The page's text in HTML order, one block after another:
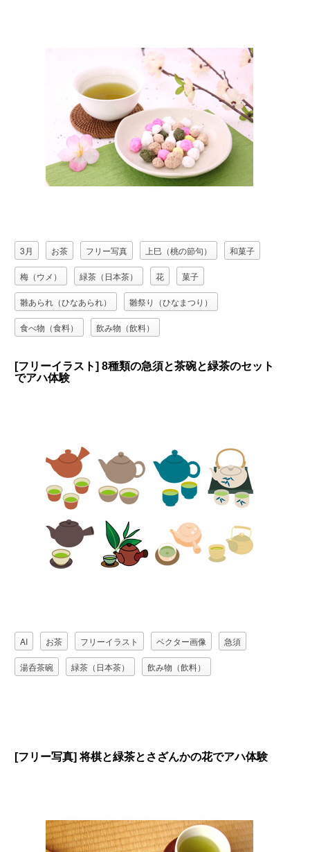
3月 お茶 フリー写真 上巳（桃の節句） 和菓子
梅（ウメ） 緑茶（日本茶） 花 菓子
雛あられ（ひなあられ） 雛祭り（ひなまつり）
食べ物（食料） 飲み物（飲料）
[フリーイラスト] 8種類の急須と茶碗と緑茶のセット
でアハ体験
AI お茶 フリーイラスト ベクター画像 急須
湯呑茶碗 緑茶（日本茶） 飲み物（飲料）
[フリー写真] 将棋と緑茶とさざんかの花でアハ体験